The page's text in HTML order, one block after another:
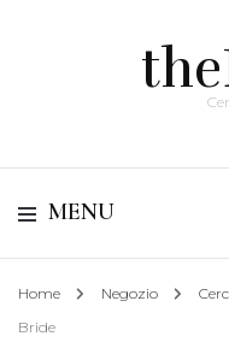
MENU
Home Negozio
Bride